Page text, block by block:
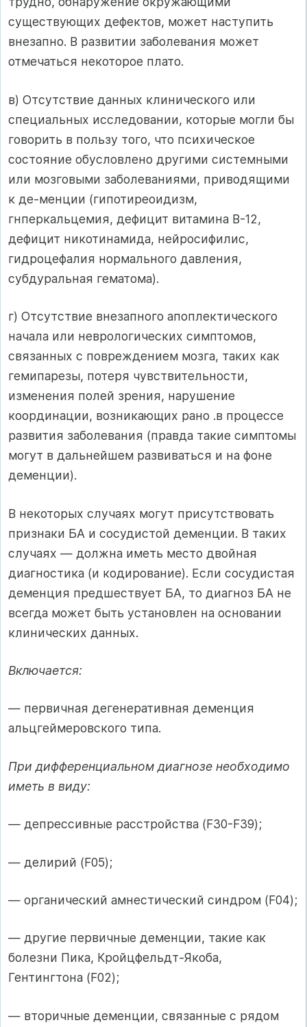
существующих дефектов, может наступить
внезапно. В развитии заболевания может
отмечаться некоторое плато.
в) Отсутствие данных клинического или
специальных исследовании, которые могли бы
говорить в пользу того, что психическое
состояние обусловлено другими системными
или мозговыми заболеваниями, приводящими
к де-менции (гипотиреоидизм,
гнперкальцемия, дефицит витамина В-12,
дефицит никотинамида, нейросифилис,
гидроцефалия нормального давления,
субдуральная гематома).
г) Отсутствие внезапного апоплектического
начала или неврологических сим­птомов,
связанных с повреждением мозга, таких как
гемипарезы, потеря чувствительности,
изменения полей зрения, нарушение
координации, возникающих рано .в процессе
развития заболевания (правда такие симптомы
могут в дальнейшем развиваться и на фоне
деменции).
В некоторых случаях могут присутствовать
признаки БА и сосудистой деменции. В таких
случаях — должна иметь место двойная
диагностика (и кодирование). Если сосудистая
деменция предшествует БА, то диагноз БА не
всегда может быть установлен на основании
клинических данных.
Включается:
— первичная дегенеративная деменция
альцгеймеровского типа.
При дифференциальном диагнозе необходимо
иметь в виду:
— депрессивные расстройства (F30-F39);
— делирий (F05);
— органический амнестический синдром (F04);
— другие первичные деменции, такие как
болезни Пика, Кройцфельдт-Якоба,
Гентингтона (F02);
— вторичные деменции, связанные с рядом